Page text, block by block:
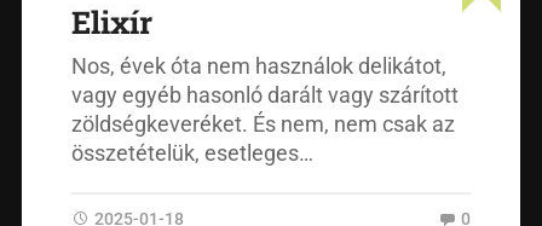
Elixír
Nos, évek óta nem használok delikátot,
vagy egyéb hasonló darált vagy szárított
zöldségkeveréket. És nem, nem csak az
összetételük, esetleges…
2025-01-18 0